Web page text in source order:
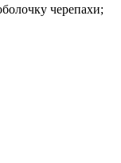
черепахи;